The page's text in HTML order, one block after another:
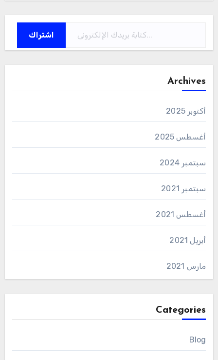
اشتراك
Archives
أكتوبر 2025
أغسطس 2025
سبتمبر 2024
سبتمبر 2021
أغسطس 2021
أبريل 2021
مارس 2021
Categories
Blog